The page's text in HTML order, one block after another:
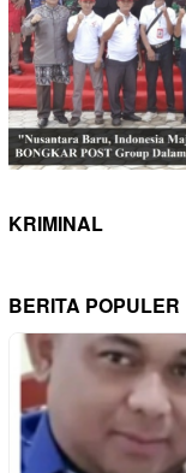
KRIMINAL
BERITA POPULER